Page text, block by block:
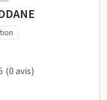
(0 avis)